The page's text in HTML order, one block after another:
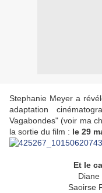
Stephanie Meyer a
adaptation
Vagabondes" (voir ma
la sortie du film : le 29
Et le
Diane
Saoirse